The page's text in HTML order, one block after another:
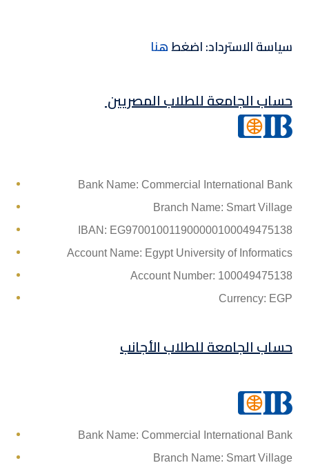
سياسة الاسترداد: اضغطهنا
حساب الجامعة للطلاب المصريين
Bank Name: Commercial International Bank
Branch Name: Smart Village
IBAN: EG970010011900000100049475138
Account Name: Egypt University of Informatics
Account Number: 100049475138
Currency: EGP
حساب الجامعة للطلاب الأجانب
Bank Name: Commercial International Bank
Branch Name: Smart Village